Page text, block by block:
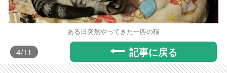
ある日突然やってきた一匹の猫
4/11 記事に戻る